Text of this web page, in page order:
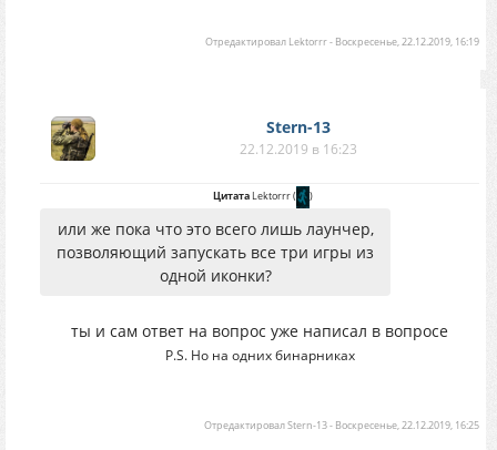
Отредактировал Lektorrr- Воскресенье, 22.12.2019, 16:19
Stern-13
22.12.2019 в 16:23
ЦитатаLektorrr( )
или же пока что это всего лишь лаунчер,
позволяющий запускать все три игры из
одной иконки?
ты и сам ответ на вопрос уже написал в вопросе
P.S. Но на одних бинарниках
ОтредактировалStern-13- Воскресенье, 22.12.2019, 16:25